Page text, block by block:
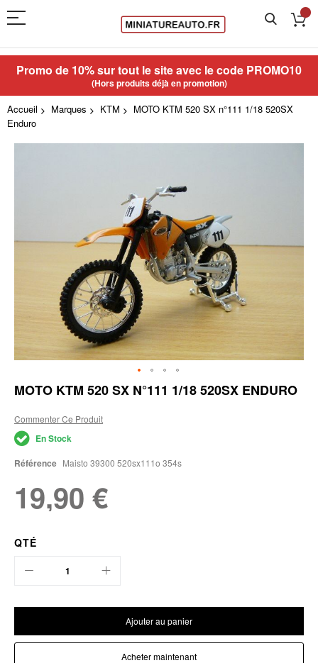
Promo de 10% sur tout le site avec le code PROMO10
(Hors produits déjà en promotion)
Accueil Marques KTM
MOTO KTM 520 SX n°111 1/18 520SX
Enduro
Skip
to
beginning
of
the
images
gallery
MOTO KTM 520 SX N°111 1/18 520SX ENDURO
Commenter Ce Produit
En Stock
Référence Maisto 39300 520sx111o 354s
19,90 €
QTÉ
Ajouter au panier
Acheter maintenant